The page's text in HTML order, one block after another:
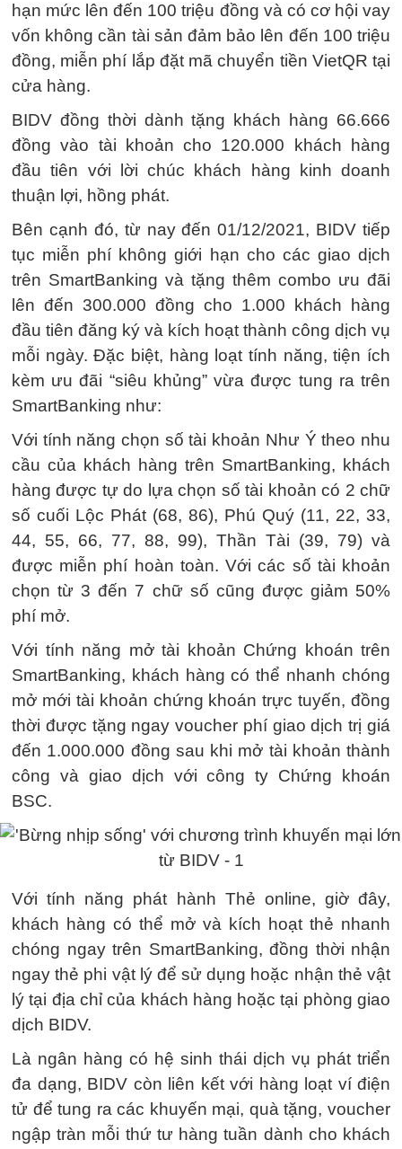
hạn mức lên đến 100 triệu đồng và có cơ hội vay
vốn không cần tài sản đảm bảo lên đến 100 triệu
đồng, miễn phí lắp đặt mã chuyển tiền VietQR tại
cửa hàng.
BIDV đồng thời dành tặng khách hàng 66.666
đồng vào tài khoản cho 120.000 khách hàng
đầu tiên với lời chúc khách hàng kinh doanh
thuận lợi, hồng phát.
Bên cạnh đó, từ nay đến 01/12/2021, BIDV tiếp
tục miễn phí không giới hạn cho các giao dịch
trên SmartBanking và tặng thêm combo ưu đãi
lên đến 300.000 đồng cho 1.000 khách hàng
đầu tiên đăng ký và kích hoạt thành công dịch vụ
mỗi ngày. Đặc biệt, hàng loạt tính năng, tiện ích
kèm ưu đãi “siêu khủng” vừa được tung ra trên
SmartBanking như:
Với tính năng chọn số tài khoản Như Ý theo nhu
cầu của khách hàng trên SmartBanking, khách
hàng được tự do lựa chọn số tài khoản có 2 chữ
số cuối Lộc Phát (68, 86), Phú Quý (11, 22, 33,
44, 55, 66, 77, 88, 99), Thần Tài (39, 79) và
được miễn phí hoàn toàn. Với các số tài khoản
chọn từ 3 đến 7 chữ số cũng được giảm 50%
phí mở.
Với tính năng mở tài khoản Chứng khoán trên
SmartBanking, khách hàng có thể nhanh chóng
mở mới tài khoản chứng khoán trực tuyến, đồng
thời được tặng ngay voucher phí giao dịch trị giá
đến 1.000.000 đồng sau khi mở tài khoản thành
công và giao dịch với công ty Chứng khoán
BSC.
Với tính năng phát hành Thẻ online, giờ đây,
khách hàng có thể mở và kích hoạt thẻ nhanh
chóng ngay trên SmartBanking, đồng thời nhận
ngay thẻ phi vật lý để sử dụng hoặc nhận thẻ vật
lý tại địa chỉ của khách hàng hoặc tại phòng giao
dịch BIDV.
Là ngân hàng có hệ sinh thái dịch vụ phát triển
đa dạng, BIDV còn liên kết với hàng loạt ví điện
tử để tung ra các khuyến mại, quà tặng, voucher
ngập tràn mỗi thứ tư hàng tuần dành cho khách